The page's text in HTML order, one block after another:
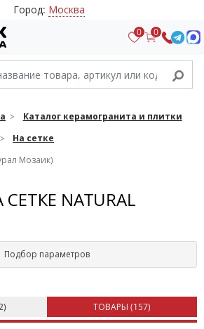
Город: Москва
0 0
Каталог керамогранита и плитки
На сетке
Мозаик)
NATURAL
Подбор параметров
) ТОВАРЫ (157)